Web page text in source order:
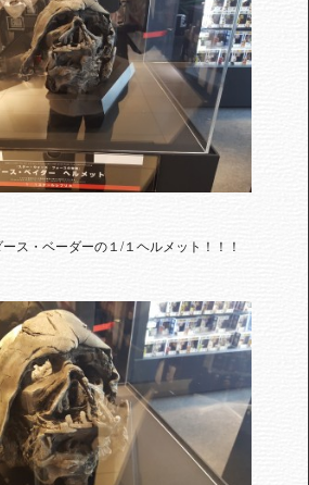
ス・ベーダーの１/１ヘルメット！！！